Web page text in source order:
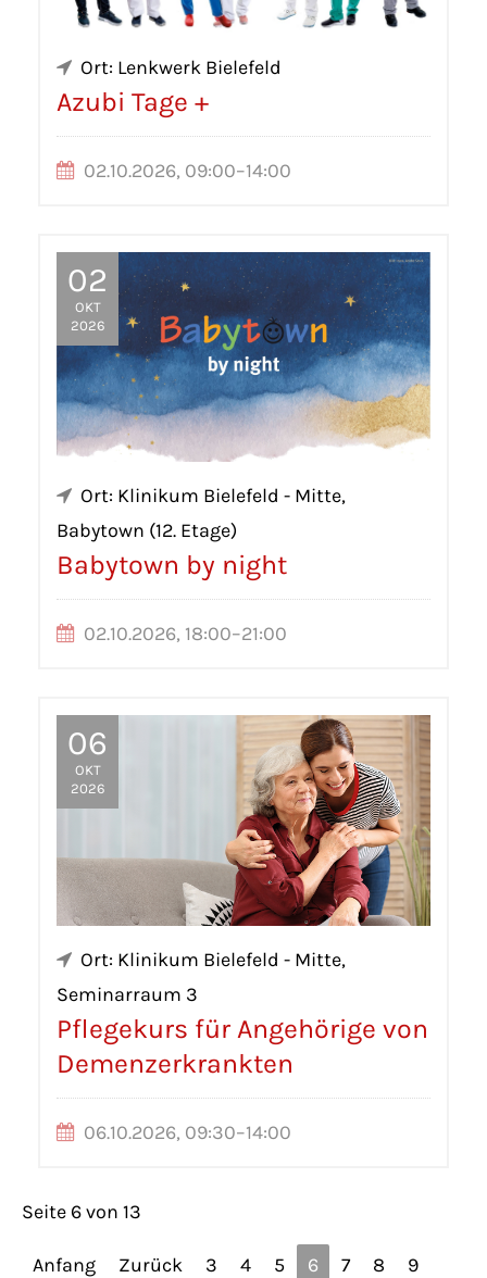
Ort: Lenkwerk Bielefeld
Azubi Tage +
02.10.2026, 09:00–14:00
02
OKT
2026
Ort: Klinikum Bielefeld - Mitte,
Babytown (12. Etage)
Babytown by night
02.10.2026, 18:00–21:00
06
OKT
2026
Ort: Klinikum Bielefeld - Mitte,
Seminarraum 3
Pflegekurs für Angehörige von
Demenzerkrankten
06.10.2026, 09:30–14:00
Seite 6 von 13
Anfang Zurück 3 4 5 6 7 8
9